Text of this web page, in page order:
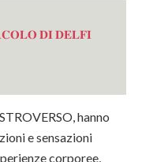
𝐃𝐈 𝐃𝐄𝐋𝐅𝐈
hanno
e sensazioni
corporee,